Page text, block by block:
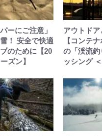
ーにご注意」
！ 安全で快適
のために【20
ズン】
アウトドア
【コンテ
の「渓流釣
ッシング